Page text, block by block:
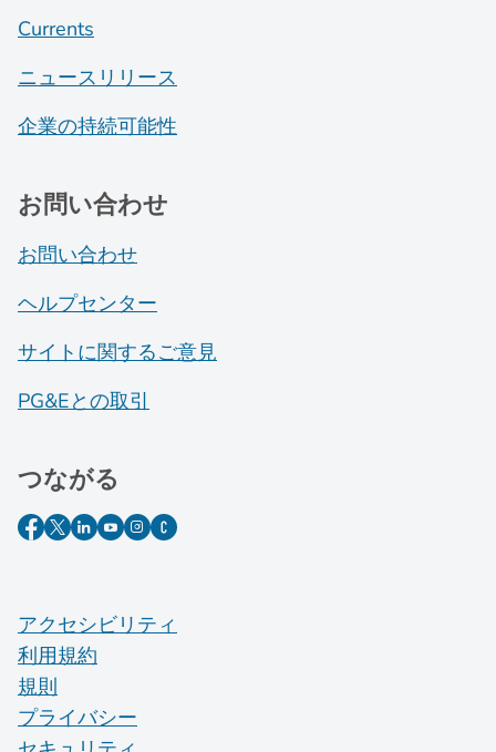
Currents
ニュースリリース
企業の持続可能性
お問い合わせ
お問い合わせ
ヘルプセンター
サイトに関するご意見
PG&Eとの取引
つながる
アクセシビリティ
利用規約
規則
プライバシー